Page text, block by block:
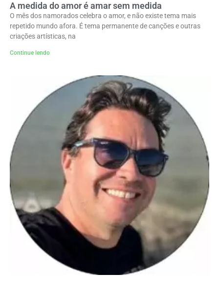
A medida do amor é amar sem medida
O mês dos namorados celebra o amor, e não existe tema mais
repetido mundo afora. É tema permanente de canções e outras
criações artísticas, na
Continue lendo